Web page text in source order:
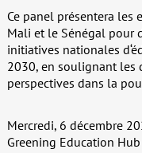
Ce panel présentera les
Mali et le Sénégal pour
initiatives nationales
2030, en soulignant les
perspectives dans la
Mercredi, 6 décembre
Greening Education Hub